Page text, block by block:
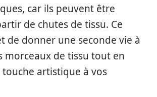
car ils peuvent être
de chutes de tissu. Ce
de donner une seconde vie à
morceaux de tissu tout en
artistique à vos